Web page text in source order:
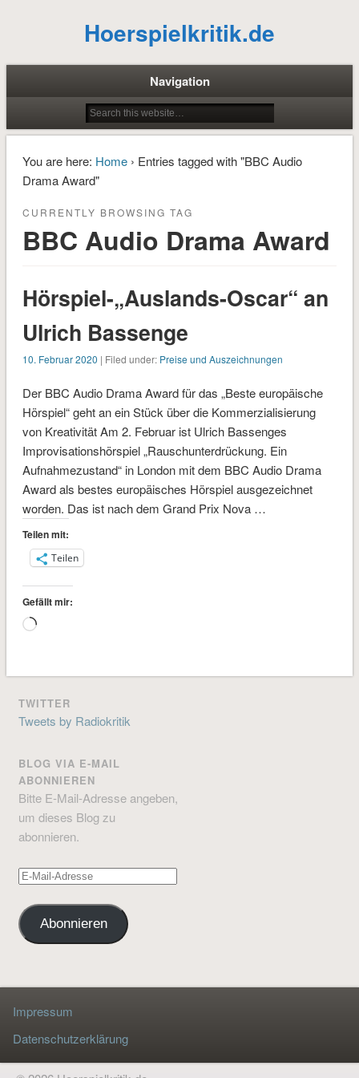
Hoerspielkritik.de
Navigation
You are here: Home› Entries tagged with "BBC Audio
Drama Award"
CURRENTLY BROWSING TAG
BBC Audio Drama Award
Hörspiel-„Auslands-Oscar“ an
Ulrich Bassenge
10. Februar 2020 | Filed under: Preise und Auszeichnungen
Der BBC Audio Drama Award für das „Beste europäische
Hörspiel“ geht an ein Stück über die Kommerzialisierung
von Kreativität Am 2. Februar ist Ulrich Bassenges
Improvisationshörspiel „Rauschunterdrückung. Ein
Aufnahmezustand“ in London mit dem BBC Audio Drama
Award als bestes europäisches Hörspiel ausgezeichnet
worden. Das ist nach dem Grand Prix Nova …
Teilen mit:
Teilen
Gefällt mir:
Wird
TWITTER
Tweets by Radiokritik
BLOG VIA E-MAIL
ABONNIEREN
Bitte E-Mail-Adresse angeben,
um dieses Blog zu
abonnieren.
E-
Adresse
Abonnieren
Impressum
Datenschutzerklärung